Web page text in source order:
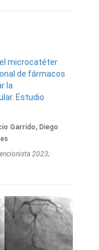
microcatéter
de fármacos
la
Estudio
Garrido, Diego
2023;